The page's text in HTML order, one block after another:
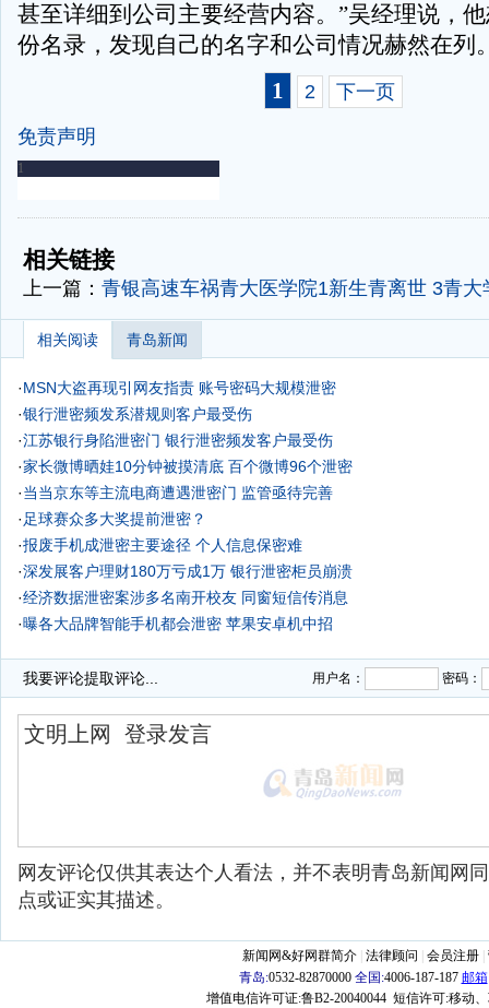
甚至详细到公司主要经营内容。”吴经理说，
份名录，发现自己的名字和公司情况赫然在列
1
2 下一页
免责声明
-
相关链接
上一篇： 青银高速车祸青大医学院1新生青离世 3青大
相关阅读 青岛新闻
·MSN大盗再现引网友指责 账号密码大规模泄密
·银行泄密频发系潜规则客户最受伤
·江苏银行身陷泄密门 银行泄密频发客户最受伤
·家长微博晒娃10分钟被摸清底 百个微博96个泄密
·当当京东等主流电商遭遇泄密门 监管亟待完善
· 足球赛众多大奖提前泄密？
·报废手机成泄密主要途径 个人信息保密难
·深发展客户理财180万亏成1万 银行泄密柜员崩溃
·经济数据泄密案涉多名南开校友 同窗短信传消息
·曝各大品牌智能手机都会泄密 苹果安卓机中招
我要评论提取评论... 用户名： 密码：
网友评论仅供其表达个人看法，并不表明青岛新闻网
点或证实其描述。